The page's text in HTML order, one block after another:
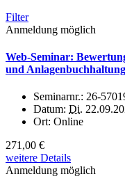
Filter
Anmeldung möglich
Web-Seminar:
und Anlagenbuchhaltung
Seminarnr.: 26-
Datum: Di.
Ort: Online
271,00 €
weitere Details
Anmeldung möglich